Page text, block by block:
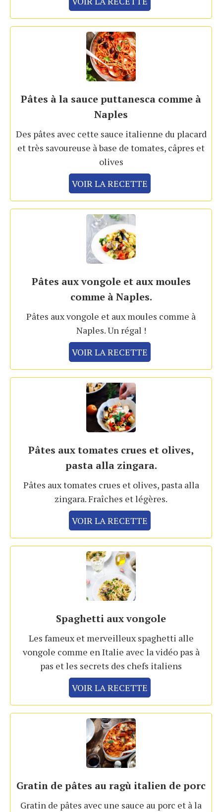
Pâtes à la sauce puttanesca comme à
Naples
Des pâtes avec cette sauce italienne du placard
et très savoureuse à base de tomates, câpres et
olives
VOIR LA RECETTE
Pâtes aux vongole et aux moules
comme à Naples.
Pâtes aux vongole et aux moules comme à
Naples. Un régal !
VOIR LA RECETTE
Pâtes aux tomates crues et olives,
pasta alla zingara.
Pâtes aux tomates crues et olives, pasta alla
zingara. Fraîches et légères.
VOIR LA RECETTE
Spaghetti aux vongole
Les fameux et merveilleux spaghetti alle
vongole comme en Italie avec la vidéo pas à
pas et les secrets des chefs italiens
VOIR LA RECETTE
Gratin de pâtes au ragù italien de porc
Gratin de pâtes avec une sauce au porc et à la